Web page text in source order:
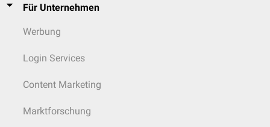
Für Unternehmen
Werbung
Login Services
Content Marketing
Marktforschung